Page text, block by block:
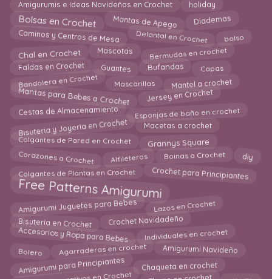
Amigurumis e Ideas Navideñas en Crochet holiday
Bolsas en Crochet Mantas de Apego Diademas
Caminos y Centros de Mesa Delantal en Crochet bolso
Chal en Crochet Mascotas Bermudas en crochet
Faldas en Crochet Guantes Bufandas Capas
Bandolera en Crochet Mascarillas Mantel a crochet
Mantas para Bebes a Crochet Jersey en Crochet
Cestas de Almacenamiento Esponjas de baño en crochet
Bisuteria y Joyeria en Crochet Macetas a crochet
Colgantes de Pared en Crochet Grannys Square
Corazones a Crochet Alfileteros Boinas a Crochet diy
Colgantes de Plantas en Crochet Crochet para Principiantes
Free Patterns Amigurumi
Amigurumi Juguetes para Bebes Lazos en Crochet
Bisutería en Crochet Crochet Navidadeño
Accesorios y Ropa para Bebes Individuales en crochet
Bolero Agarraderas en crochet Amigurumi Navideño
Amigurumi para Principiantes Chaqueta en crochet